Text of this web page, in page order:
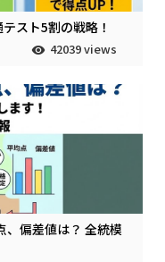
スト5割の戦略！
42039 views
、偏差値は？ 全統模